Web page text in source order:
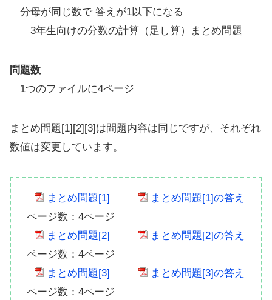
分母が同じ数で 答えが1以下になる
3年生向けの分数の計算（足し算）まとめ問題
問題数
1つのファイルに4ページ
まとめ問題[1][2][3]は問題内容は同じですが、それぞれ
数値は変更しています。
まとめ問題[1]
まとめ問題[1]の答え
ページ数：4ページ
まとめ問題[2]
まとめ問題[2]の答え
ページ数：4ページ
まとめ問題[3]
まとめ問題[3]の答え
ページ数：4ページ